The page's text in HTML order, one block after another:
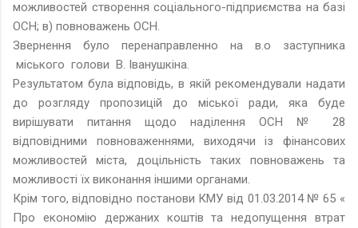
можливостей створення соціального-підприємства на базі
ОСН; в) повноважень ОСН.
Звернення було перенаправленно на в.о заступника
міського голови В. Іванушкіна.
Результатом була відповідь, в якій рекомендували надати
до розгляду пропозицій до міської ради, яка буде
вирішувати питання щодо наділення ОСН № 28
відповідними повноваженнями, виходячи із фінансових
можливостей міста, доцільність таких повноважень та
можливості їх виконання іншими органами.
Крім того, відповідно постанови КМУ від 01.03.2014 № 65 «
Про економію держаних коштів та недопущення втрат